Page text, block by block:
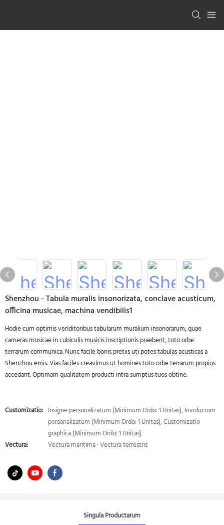
Shenzhou - Tabula muralis insonorizata, conclave acusticum,
officina musicae, machina vendibilis1
Hodie cum optimis venditoribus tabularum muralium insonorarum, quae
cameras musicae in cubiculis musicis inscriptionis praebent, toto orbe
terrarum communica. Nunc facile bonis pretiis uti potes tabulas acusticas a
Shenzhou emis. Vias faciles creavimus ut homines toto orbe terrarum propius
accedant. Optimam qualitatem producti intra sumptus tuos obtine.
Customizatio: Insigne personalizatum (Minimum Ordo: 1 Unitas), Involucrum
personalizatum (Minimum Ordo: 1 Unitas), Customizatio
graphica (Minimum Ordo: 1 Unitas)
Vectura:
Vectura maritima · Vectura terrestris
Singula Productarum